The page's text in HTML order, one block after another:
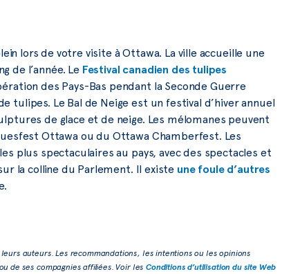
lors de votre visite à Ottawa. La ville accueille une
de l’année. Le Festival canadien des tulipes
des Pays-Bas pendant la Seconde Guerre
tulipes. Le Bal de Neige est un festival d’hiver annuel
de glace et de neige. Les mélomanes peuvent
Ottawa ou du Ottawa Chamberfest. Les
plus spectaculaires au pays, avec des spectacles et
la colline du Parlement. Il existe une foule d’autres
auteurs. Les recommandations, les intentions ou les opinions
de ses compagnies affiliées. Voir lesConditions d’utilisation du site Web